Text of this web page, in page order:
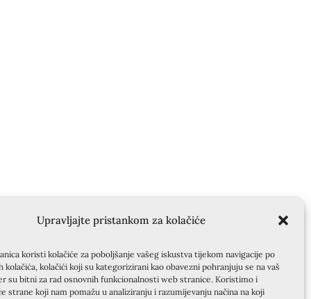
Upravljajte pristankom za kolačiće
koristi kolačiće za poboljšanje vašeg iskustva tijekom navigacije po
kolačića, kolačići koji su kategorizirani kao obavezni pohranjuju se na vaš
su bitni za rad osnovnih funkcionalnosti web stranice. Koristimo i
strane koji nam pomažu u analiziranju i razumijevanju načina na koji